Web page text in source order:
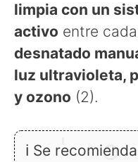
limpia con un
activo entre
desnatado
luz ultravioleta,
y ozono (2).
ℹ Se